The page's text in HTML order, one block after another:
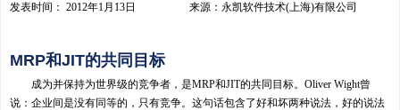
发表时间： 2012年1月13日 来源：永凯软件技术(上海)有限公司
MRP和JIT的共同目标
成为并保持为世界级的竞争者，是MRP和JIT的共同目标。Oliver Wight曾
说：企业间是没有同等的，只有竞争。这句话包含了好和坏两种说法，好的说法